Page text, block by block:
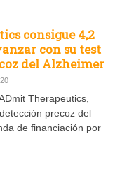
consigue 4,2
con su test
del Alzheimer
Therapeutics,
precoz del
de financiación por